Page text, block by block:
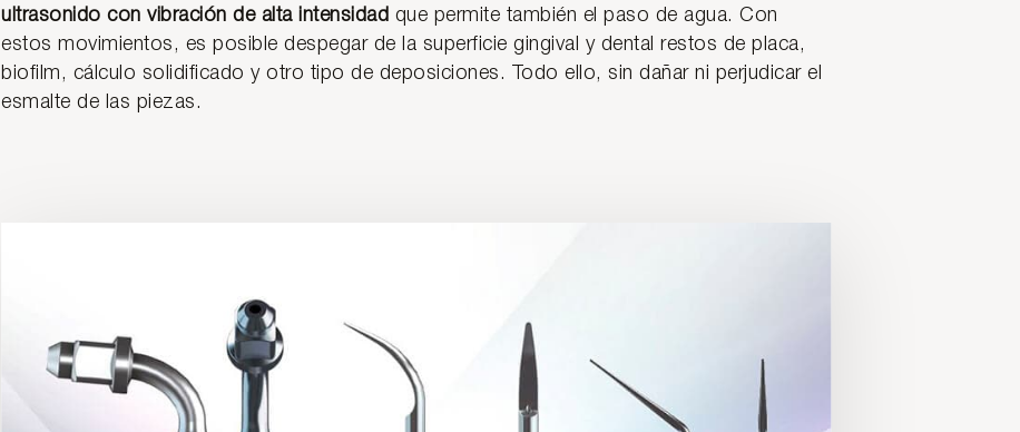
ultrasonido con vibración de alta intensidad que permite también el paso de agua. Con
estos movimientos, es posible despegar de la superficie gingival y dental restos de placa,
biofilm, cálculo solidificado y otro tipo de deposiciones. Todo ello, sin dañar ni perjudicar el
esmalte de las piezas.